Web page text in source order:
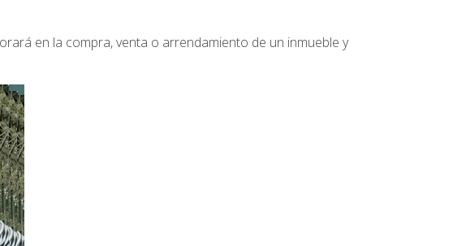
en la compra, venta o arrendamiento de un inmueble y